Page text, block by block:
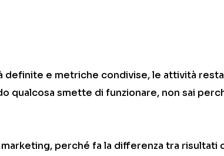
definite e metriche condivise, le attività
qualcosa smette di funzionare, non sai
perché fa la differenza tra risultati